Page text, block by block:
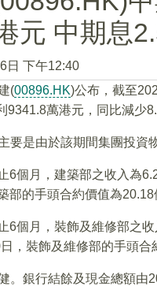
元 中期息
日 下午12:40
(00896.HK)公布，截至
9341.8萬港元，同比減少
要是由於該期間集團投資
6個月，建築部之收入為
部的手頭合約價值為20.18
6個月，裝飾及維修部之
，裝飾及維修部的手頭合
。銀行結餘及現金總額